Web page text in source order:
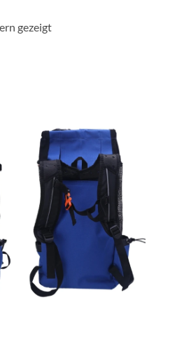
gezeigt